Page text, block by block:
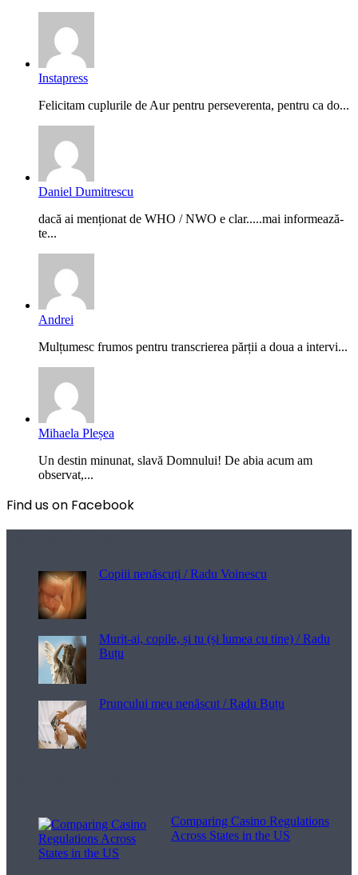
Instapress
Felicitam cuplurile de Aur pentru perseverenta, pentru ca do...
Daniel Dumitrescu
dacă ai menționat de WHO / NWO e clar.....mai informează-
te...
Andrei
Mulțumesc frumos pentru transcrierea părții a doua a intervi...
Mihaela Pleșea
Un destin minunat, slavă Domnului! De abia acum am
observat,...
Find us on Facebook
Copiii nenăscuți / Radu Voinescu
Murit-ai, copile, și tu (și lumea cu tine) / Radu
Buțu
Pruncului meu nenăscut / Radu Buțu
Comparing Casino Regulations
Across States in the US